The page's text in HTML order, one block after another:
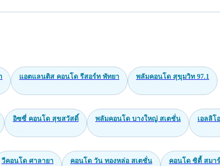
แอตแลนติส คอนโด รีสอร์ท พัทยา พลัมคอนโด สุขุมวิท 97.1
อิซซี่ คอนโด สุขสวัสดิ์ พลัมคอนโด บางใหญ่ สเตชั่น เอลลิโ
วีคอนโด ศาลายา คอนโด วัน ทองหล่อ สเตชั่น คอนโด ซิตี้ สมา